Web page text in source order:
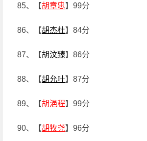
85、【胡章忠】99分
86、【胡杰杜】84分
87、【胡汶臻】86分
88、【胡允叶】87分
89、【胡浥程】99分
90、【胡牧尧】96分